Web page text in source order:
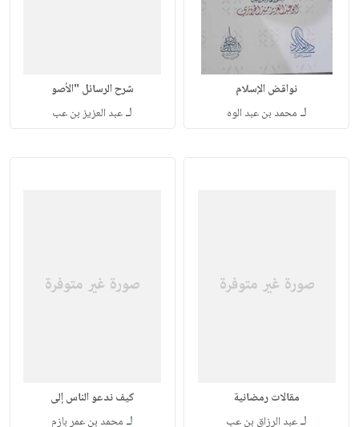
نواقض الإسلام
لـ محمد بن عبد الوه
شرح الرسائل "الأصو
لـعبد العزيز بن عب
مقالات رمضانية
لـعبد الرزاق بن عب
كيف ندعو الناس إلى
لـ محمد بن عمر بازم